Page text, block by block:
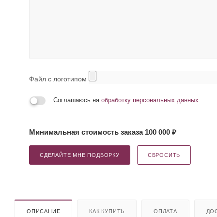
Файл с логотипом
Соглашаюсь на обработку персональных данных
Минимальная стоимость заказа 100 000 ₽
СДЕЛАЙТЕ МНЕ ПОДБОРКУ СБРОСИТЬ
ОПИСАНИЕ КАК КУПИТЬ ОПЛАТА